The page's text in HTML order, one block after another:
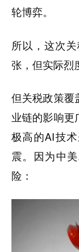
轮博弈。
所以，这次
张，但实际烈
但关税政策覆
业链的影响更
极高的AI技
震。因为中
险：